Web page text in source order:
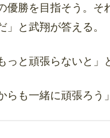
優勝を目指そう。
」と武翔が答える。
っと頑張らないと」
らも一緒に頑張ろう